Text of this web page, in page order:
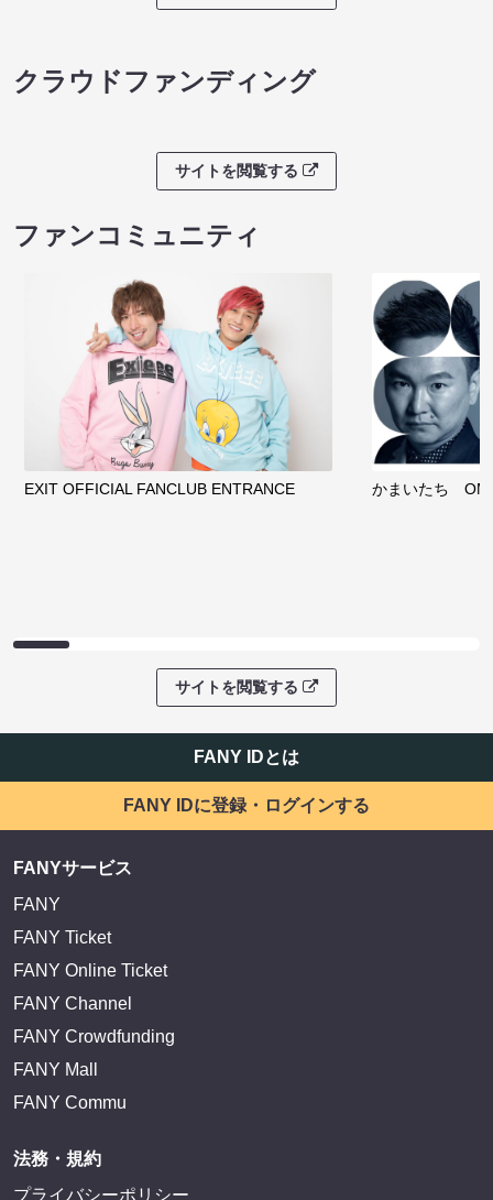
クラウドファンディング
サイトを閲覧する
ファンコミュニティ
EXIT OFFICIAL FANCLUB ENTRANCE かまいたち
サイトを閲覧する
FANY IDとは
FANY IDに登録・ログインする
FANYサービス
FANY
FANY Ticket
FANY Online Ticket
FANY Channel
FANY Crowdfunding
FANY Mall
FANY Commu
法務・規約
プライバシーポリシー